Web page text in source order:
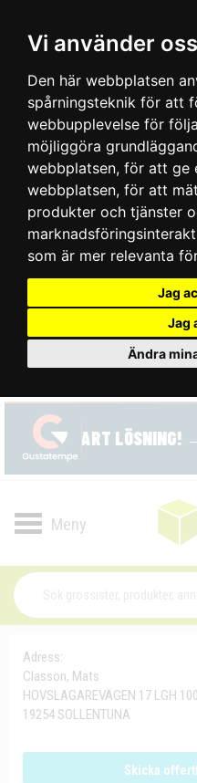
Vi använder
Den här webbplatsen
spårningsteknik för att
webbupplevelse för
möjliggöra
webbplatsen, för att ge
webbplatsen, för att
produkter och tjänster
som är mer relevanta
Jag
Jag
Ändra
Toggle
Adress:
Classon, Mats
HOVSLAGAREVÄGEN 17 LGH
19254 SOLLENTUNA
Skicka